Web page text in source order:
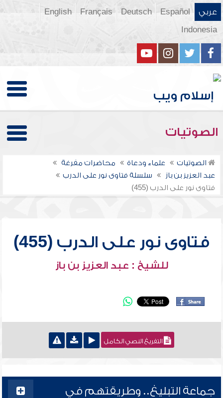
عربي Español
Deutsch
Français
English
Indonesia
الصوتيات
الصوتيات علماء ودعاة
محاضرات مفرغة
عبد العزيز بن باز
سلسلة فتاوى نور على الدرب
فتاوى نور على الدرب (455)
فتاوى نور على الدرب (455)
للشيخ : عبد العزيز بن باز
التفريغ النصي الكامل
جماعة التبليغ.. وطريقتهم في